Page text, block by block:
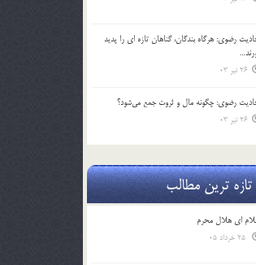
رضوی: هرگاه بندگان، گناهان تازه ای را پدید
26 تیر 03
رضوی: چگونه مال و ثروت جمع می‌شود؟
26 تیر 03
تازه ترین مطالب
ای هلال محرم